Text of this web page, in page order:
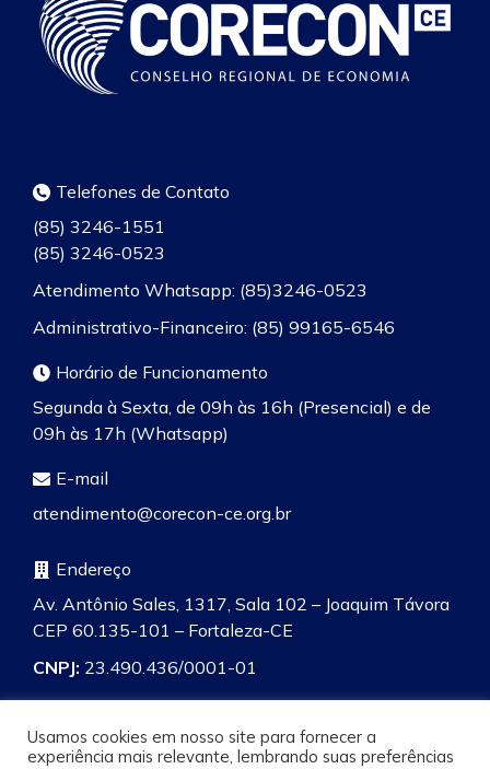
Telefones de Contato
(85) 3246-1551
(85) 3246-0523
Atendimento Whatsapp: (85)3246-0523
Administrativo-Financeiro: (85) 99165-6546
Horário de Funcionamento
Segunda à Sexta, de 09h às 16h (Presencial) e de
09h às 17h (Whatsapp)
E-mail
atendimento@corecon-ce.org.br
Endereço
Av. Antônio Sales, 1317, Sala 102 – Joaquim Távora
CEP 60.135-101 – Fortaleza-CE
CNPJ: 23.490.436/0001-01
Usamos cookies em nosso site para fornecer a
experiência mais relevante, lembrando suas preferências